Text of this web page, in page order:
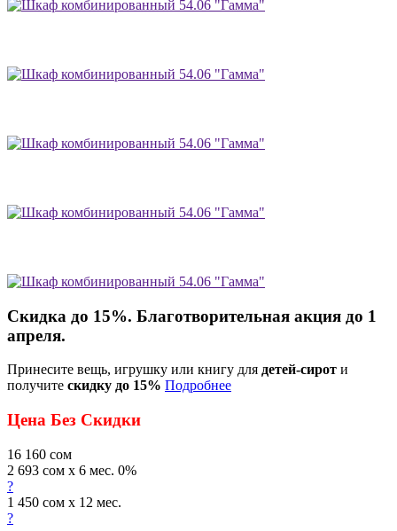
Скидка до 15%. Благотворительная акция до 1
апреля.
Принесите вещь, игрушку или книгу для детей-сирот и
получите скидку до 15% Подробнее
Цена Без Скидки
16 160 сом
2 693 сом x 6 мес. 0%
?
1 450 сом x 12 мес.
?